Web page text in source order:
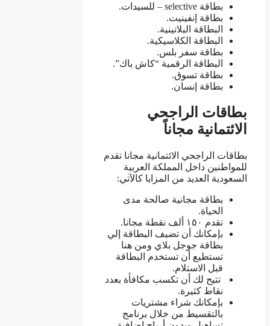
بطاقة selective – للسيدات.
بطاقة إنفينيت.
البطاقة البلاتينية.
البطاقة الكلاسيكية.
بطاقة سفر بلس.
البطاقة الرقمية “كاش باك”.
بطاقة تسوق.
بطاقة إنسان.
بطاقات الراجحي
الائتمانية مجاناً
بطاقات الراجحي الائتمانية مجانا تقدم
للمواطنين داخل المملكة العربية
السعودية العديد من المزايا كالآتي:
بطاقة مجانية صالحة مدى
الحياة.
تقدم ١٥٠ ألف نقطة مجانا.
بإمكانك أن تضيف البطاقة إلي
بطاقة جوجل بلاي ومن هنا
تستطيع أن تستخدم البطاقة
قبل الاستلام.
تتيح لك أن تكسب مكافأة بعدد
نقاط كثيرة.
بإمكانك شراء مشتريات
بالتقسيط من خلال برنامج